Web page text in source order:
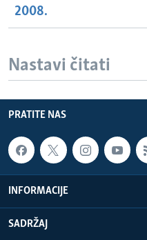
2008.
Nastavi čitati
PRATITE NAS
INFORMACIJE
SADRŽAJ